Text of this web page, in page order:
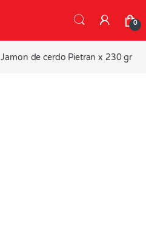
0
Jamon de cerdo Pietran x 230 gr